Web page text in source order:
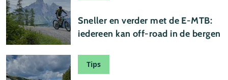
Sneller en verder met de E-MTB:
iedereen kan off-road in de bergen
Tips